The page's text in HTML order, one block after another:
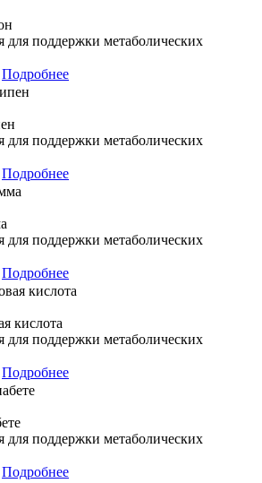
для поддержки метаболических
Подробнее
для поддержки метаболических
Подробнее
для поддержки метаболических
Подробнее
кислота
для поддержки метаболических
Подробнее
для поддержки метаболических
Подробнее